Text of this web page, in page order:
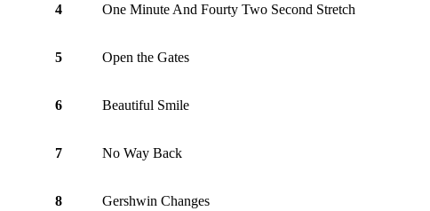
4 One Minute And Fourty Two Second Stretch
5 Open the Gates
6 Beautiful Smile
7 No Way Back
8 Gershwin Changes